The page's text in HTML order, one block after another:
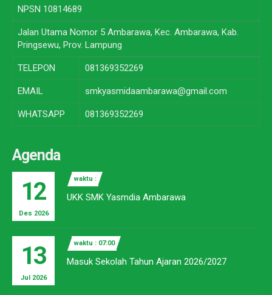
NPSN 10814689
Jalan Utama Nomor 5 Ambarawa, Kec. Ambarawa, Kab.
Pringsewu, Prov. Lampung
TELEPON 081369352269
EMAIL smkyasmidaambarawa@gmail.com
WHATSAPP 081369352269
Agenda
12
Des 2026
waktu :
UKK SMK Yasmdia Ambarawa
13
Jul 2026
waktu : 07:00
Masuk Sekolah Tahun Ajaran 2026/2027